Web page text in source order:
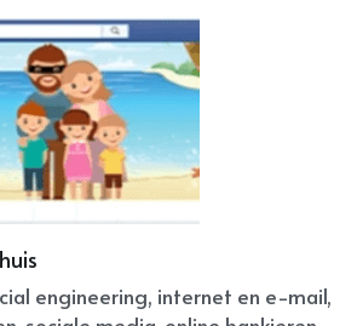
engineering, internet en e-mail,